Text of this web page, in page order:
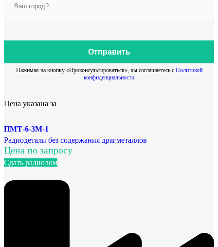
Отправить
Нажимая на кнопку «Проконсультироваться», вы соглашаетесь с Политикой
конфиденциальности
Цена указана за
ПМТ-6-3М-1
Радиодетали без содержания драгметаллов
Цена по запросу
Сдать радиолом